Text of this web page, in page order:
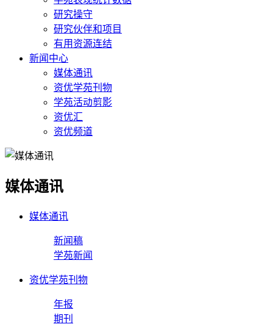
研究操守
研究伙伴和项目
有用资源连结
新闻中心
媒体通讯
资优学苑刊物
学苑活动剪影
资优汇
资优频道
媒体通讯
媒体通讯
新闻稿
学苑新闻
资优学苑刊物
年报
期刊